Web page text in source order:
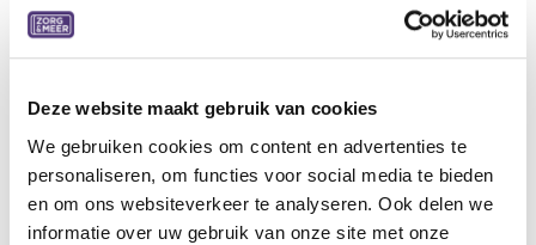
Deze website maakt gebruik van cookies
We gebruiken cookies om content en advertenties te
personaliseren, om functies voor social media te bieden
en om ons websiteverkeer te analyseren. Ook delen we
informatie over uw gebruik van onze site met onze
innovatie garant voor een superieure
lichaamsondersteuning. Deze matras absorbeert elke
we hebben niet alleen de binnenkant van de matras
Zip Off’ cover: deze cover is erg makkelijk af te ‘ritsen’ en
mag machinaal gewassen worden op 40°. Zo houdt u uw
matras steeds fris, proper en hygiënisch. Zelfs de nieuwe